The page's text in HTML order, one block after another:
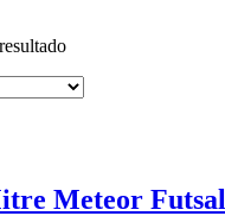
Meteor Futsal